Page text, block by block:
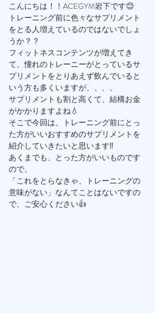
こんにちは！！ACEGYM岩下です😊
トレーニング前に色々なサプリメント
をとる人増えているのではないでしょ
うか？？
フィットネスコンテンツが増えてき
て、憧れのトレーニーがとっているサ
プリメントをとりあえず飲んでいると
いう方も多くいますが、、、、
サプリメントも割と高くて、結構お金
がかかりますよね💧
そこで今回は、トレーニング前にとっ
た方がいいおすすめのサプリメントを
紹介していきたいと思います‼️
あくまでも、とった方がいいものです
ので、
「これをとらなきゃ、トレーニングの
意味がない」なんてことはないですの
で、ご安心ください👍